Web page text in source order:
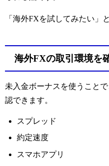
「海外FXを試してみたい」
海外FXの取引環境を
未入金ボーナスを使うこと
認できます。
スプレッド
約定速度
スマホアプリ